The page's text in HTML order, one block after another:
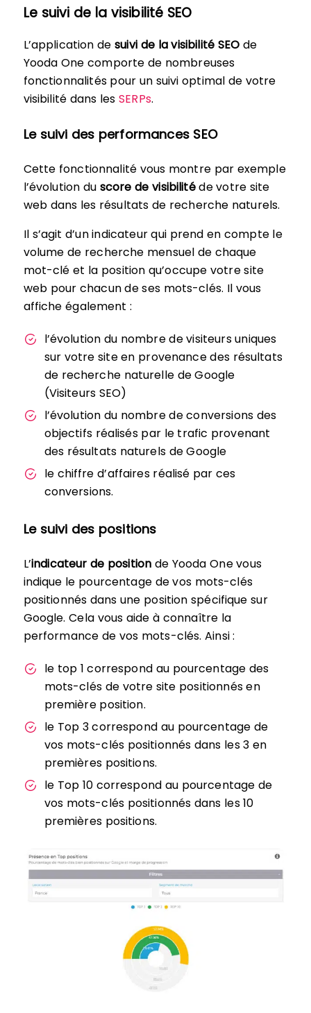
Le suivi de la visibilité SEO
L’application desuivi de la visibilité SEO de
Yooda One comporte de nombreuses
fonctionnalités pour un suivi optimal de votre
visibilité dans lesSERPs.
Le suivi des performances SEO
Cette fonctionnalité vous montre par exemple
l’évolution du score de visibilitéde votre site
web dans les résultats de recherche naturels.
Il s’agit d’un indicateur qui prend en compte le
volume de recherche mensuel de chaque
mot-clé et la position qu’occupe votre site
web pour chacun de ses mots-clés. Il vous
affiche également :
l’évolution du nombre de visiteurs uniques
sur votre site en provenance des résultats
de recherche naturelle de Google
(Visiteurs SEO)
l’évolution du nombre de conversions des
objectifs réalisés par le trafic provenant
des résultats naturels de Google
le chiffre d’affaires réalisé par ces
conversions.
Le suivi des positions
L’indicateur de position de Yooda One vous
indique le pourcentage de vos mots-clés
positionnés dans une position spécifique sur
Google. Cela vous aide à connaître la
performance de vos mots-clés. Ainsi :
le top 1 correspond au pourcentage des
mots-clés de votre site positionnés en
première position.
le Top 3 correspond au pourcentage de
vos mots-clés positionnés dans les 3 en
premières positions.
le Top 10 correspond au pourcentage de
vos mots-clés positionnés dans les 10
premières positions.